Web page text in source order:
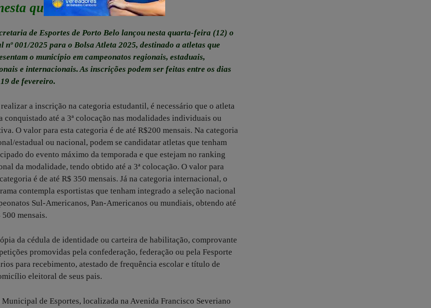
quarta-feira
de Esportes de Porto Belo lançou nesta quarta-feira (12) o
nº 001/2025 para o Bolsa Atleta 2025, destinado a atletas que
o município em campeonatos regionais, estaduais,
e internacionais. As inscrições podem ser feitas entre os dias
de fevereiro.
realizar a inscrição na categoria estudantil, é necessário que o atleta
conquistado até a 3ª colocação nas modalidades individuais ou
O valor para esta categoria é de até R$200 mensais. Na categoria
estadual ou nacional, podem se candidatar atletas que tenham
do evento máximo da temporada e que estejam no ranking
da modalidade, tendo obtido até a 3ª colocação. O valor para
é de até R$ 350 mensais. Já na categoria internacional, o
contempla esportistas que tenham integrado a seleção nacional
Sul-Americanos, Pan-Americanos ou mundiais, obtendo até
mensais.
da cédula de identidade ou carteira de habilitação, comprovante
promovidas pela confederação, federação ou pela Fesporte
para recebimento, atestado de frequência escolar e título de
eleitoral de seus pais.
de Esportes, localizada na Avenida Francisco Severiano